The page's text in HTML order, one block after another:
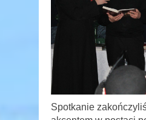
Spotkanie